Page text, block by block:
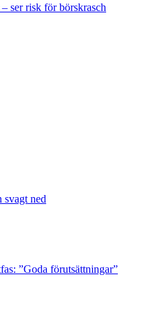
ser risk för börskrasch
svagt ned
”Goda förutsättningar”